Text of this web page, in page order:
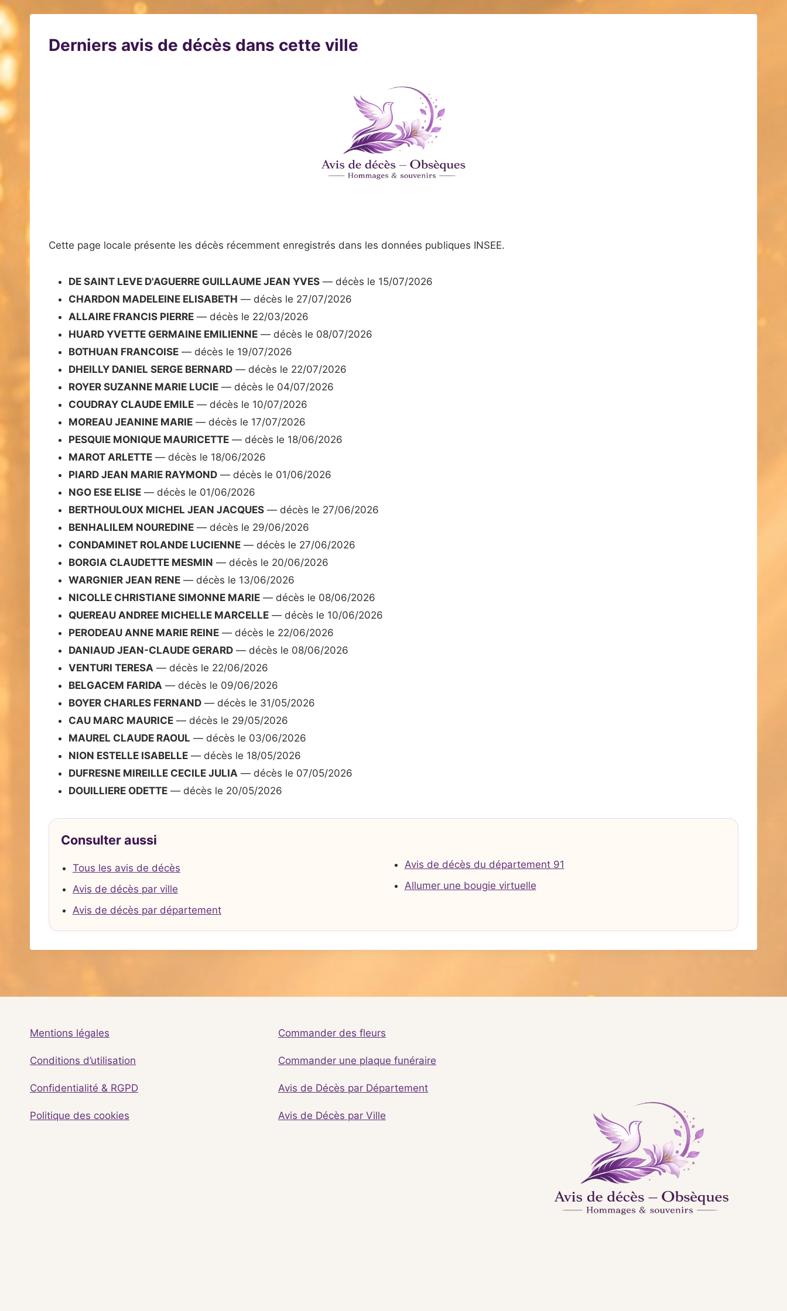
Derniers avis de décès dans cette ville
Cette page locale présente les décès récemment enregistrés dans les données publiques INSEE.
DE SAINT LEVE D'AGUERRE GUILLAUME JEAN YVES — décès le 15/07/2026
CHARDON MADELEINE ELISABETH — décès le 27/07/2026
ALLAIRE FRANCIS PIERRE — décès le 22/03/2026
HUARD YVETTE GERMAINE EMILIENNE — décès le 08/07/2026
BOTHUAN FRANCOISE — décès le 19/07/2026
DHEILLY DANIEL SERGE BERNARD — décès le 22/07/2026
ROYER SUZANNE MARIE LUCIE — décès le 04/07/2026
COUDRAY CLAUDE EMILE — décès le 10/07/2026
MOREAU JEANINE MARIE — décès le 17/07/2026
PESQUIE MONIQUE MAURICETTE — décès le 18/06/2026
MAROT ARLETTE — décès le 18/06/2026
PIARD JEAN MARIE RAYMOND — décès le 01/06/2026
NGO ESE ELISE — décès le 01/06/2026
BERTHOULOUX MICHEL JEAN JACQUES — décès le 27/06/2026
BENHALILEM NOUREDINE — décès le 29/06/2026
CONDAMINET ROLANDE LUCIENNE — décès le 27/06/2026
BORGIA CLAUDETTE MESMIN — décès le 20/06/2026
WARGNIER JEAN RENE — décès le 13/06/2026
NICOLLE CHRISTIANE SIMONNE MARIE — décès le 08/06/2026
QUEREAU ANDREE MICHELLE MARCELLE — décès le 10/06/2026
PERODEAU ANNE MARIE REINE — décès le 22/06/2026
DANIAUD JEAN-CLAUDE GERARD — décès le 08/06/2026
VENTURI TERESA — décès le 22/06/2026
BELGACEM FARIDA — décès le 09/06/2026
BOYER CHARLES FERNAND — décès le 31/05/2026
CAU MARC MAURICE — décès le 29/05/2026
MAUREL CLAUDE RAOUL — décès le 03/06/2026
NION ESTELLE ISABELLE — décès le 18/05/2026
DUFRESNE MIREILLE CECILE JULIA — décès le 07/05/2026
DOUILLIERE ODETTE — décès le 20/05/2026
Consulter aussi
Tous les avis de décès
Avis de décès par ville
Avis de décès par département
Avis de décès du département 91
Allumer une bougie virtuelle
Mentions légales
Conditions d’utilisation
Confidentialité & RGPD
Politique des cookies
Commander des fleurs
Commander une plaque funéraire
Avis de Décès par Département
Avis de Décès par Ville